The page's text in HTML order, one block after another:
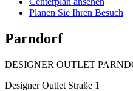
Planen Sie Ihren Besuch
Parndorf
DESIGNER OUTLET
Designer Outlet Straße 1